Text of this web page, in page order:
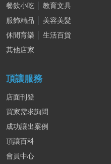
餐飲小吃
教育文具
服飾精品
美容美髮
休閒育樂
生活百貨
其他店家
頂讓服務
店面刊登
買家需求詢問
成功讓出案例
頂讓百科
會員中心